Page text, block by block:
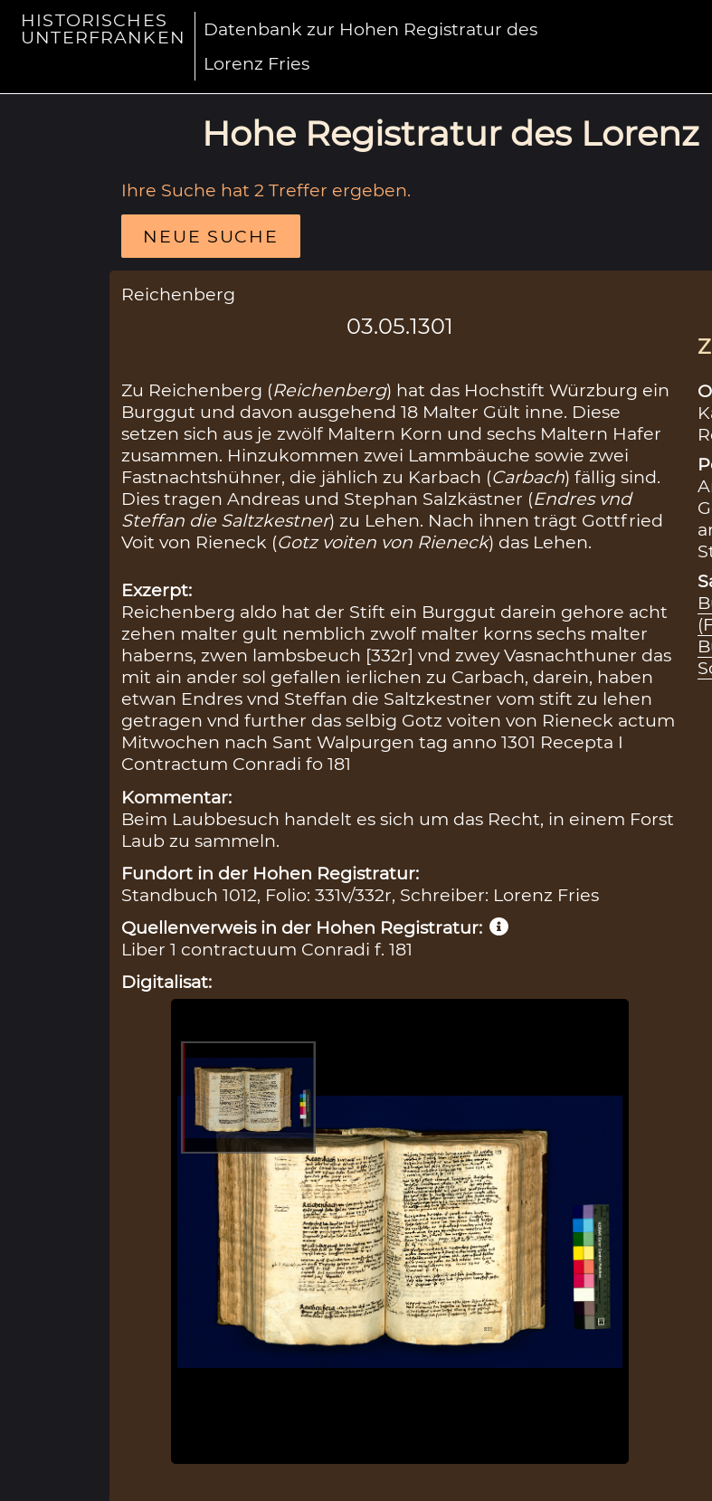
HISTORISCHES
UNTERFRANKEN
Datenbank zur Hohen Registratur des
Lorenz Fries
Hohe Registratur des Lorenz
Ihre Suche hat 2 Treffer ergeben.
NEUE SUCHE
Reichenberg
03.05.1301
Zu Reichenberg (Reichenberg) hat das Hochstift Würzburg ein
Burggut und davon ausgehend 18 Malter Gült inne. Diese
setzen sich aus je zwölf Maltern Korn und sechs Maltern Hafer
zusammen. Hinzukommen zwei Lammbäuche sowie zwei
Fastnachtshühner, die jählich zu Karbach (Carbach) fällig sind.
Dies tragen Andreas und Stephan Salzkästner (Endres vnd
Steffan die Saltzkestner) zu Lehen. Nach ihnen trägt Gottfried
Voit von Rieneck (Gotz voiten von Rieneck) das Lehen.
Exzerpt:
Reichenberg aldo hat der Stift ein Burggut darein gehore acht
zehen malter gult nemblich zwolf malter korns sechs malter
haberns, zwen lambsbeuch [332r] vnd zwey Vasnachthuner das
mit ain ander sol gefallen ierlichen zu Carbach, darein, haben
etwan Endres vnd Steffan die Saltzkestner vom stift zu lehen
getragen vnd further das selbig Gotz voiten von Rieneck actum
Mitwochen nach Sant Walpurgen tag anno 1301 Recepta I
Contractum Conradi fo 181
Kommentar:
Beim Laubbesuch handelt es sich um das Recht, in einem Forst
Laub zu sammeln.
Fundort in der Hohen Registratur:
Standbuch 1012, Folio: 331v/332r, Schreiber: Lorenz Fries
Quellenverweis in der Hohen Registratur:
Liber 1 contractuum Conradi f. 181
Digitalisat: